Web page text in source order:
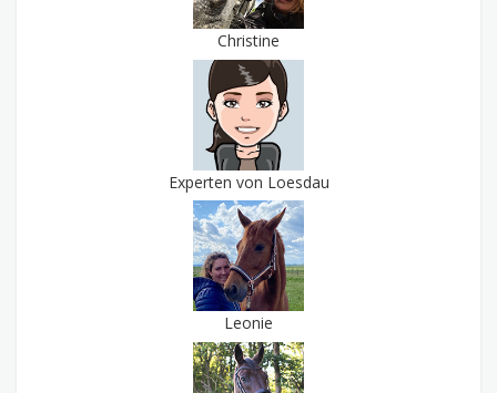
Christine
Experten von Loesdau
Leonie